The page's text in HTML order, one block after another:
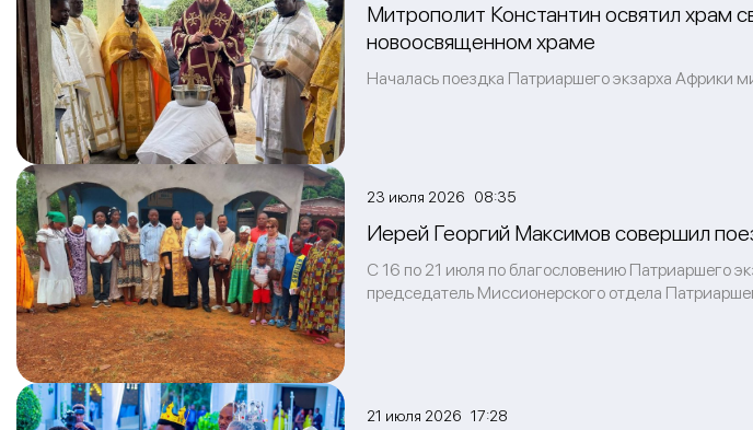
Митрополит Константин освятил храм
новоосвященном храме
Началась поездка Патриаршего экзарха Африки
23 июля 2026 08:35
Иерей Георгий Максимов совершил
С 16 по 21 июля по благословению Патриаршего
председатель Миссионерского отдела
21 июля 2026 17:28